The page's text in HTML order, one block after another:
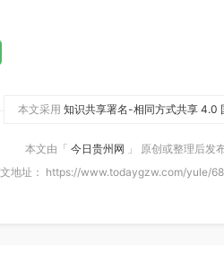
本文采用 知识共享署名-相同方式共享 4.0
本文由「 今日贵州网 」 原创或整理后发
地址： https://www.todaygzw.com/yule/